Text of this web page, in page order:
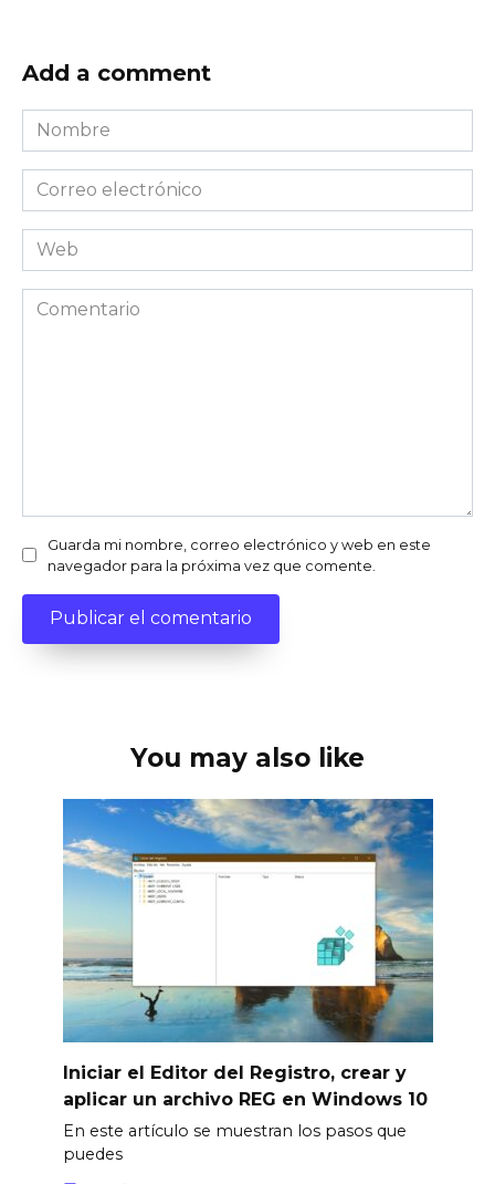
Add a comment
Nombre
*
Correo
electrónico
*Web
Comentario
Guarda mi nombre, correo electrónico y web en este
navegador para la próxima vez que comente.
You may also like
Iniciar el Editor del Registro, crear y
aplicar un archivo REG en Windows 10
En este artículo se muestran los pasos que
puedes